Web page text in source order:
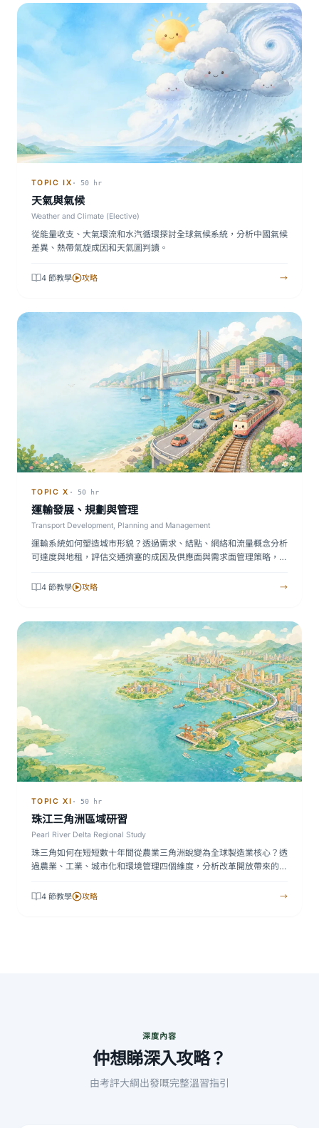
TOPIC IX · 50 hr
天氣與氣候
Weather and Climate (Elective)
從能量收支、大氣環流和水汽循環探討全球氣候系統，分析中國氣候
差異、熱帶氣旋成因和天氣圖判讀。
4 節教學 攻略 →
TOPIC X · 50 hr
運輸發展、規劃與管理
Transport Development, Planning and Management
運輸系統如何塑造城市形貌？透過需求、結點、網絡和流量概念分析
可達度與地租，評估交通擠塞的成因及供應面與需求面管理策略，
4 節教學 攻略 →
TOPIC XI · 50 hr
珠江三角洲區域研習
Pearl River Delta Regional Study
珠三角如何在短短數十年間從農業三角洲蛻變為全球製造業核心？透
過農業、工業、城市化和環境管理四個維度，分析改革開放帶來的
4 節教學 攻略 →
深度內容
仲想睇深入攻略？
由考評大綱出發嘅完整溫習指引